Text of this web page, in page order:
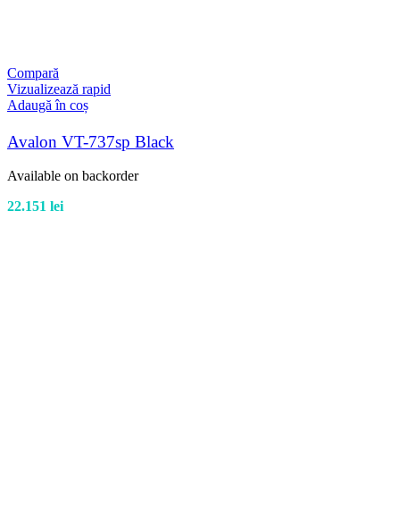
Compară
Vizualizează rapid
Adaugă în coș
Avalon VT-737sp Black
Available on backorder
22.151 lei